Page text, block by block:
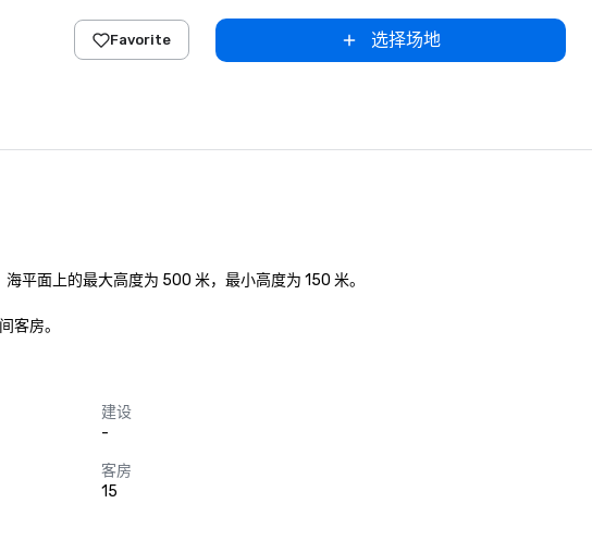
Favorite 选择场地
平面上的最大高度为 500 米，最小高度为 150 米。
客房。
建设
-
客房
15